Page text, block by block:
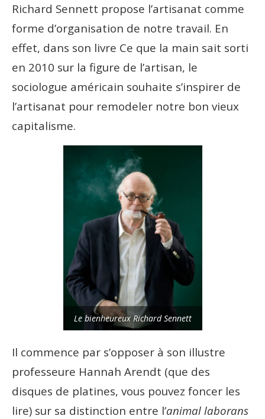
Richard Sennett propose l’artisanat comme
forme d’organisation de notre travail. En
effet, dans son livre Ce que la main sait sorti
en 2010 sur la figure de l’artisan, le
sociologue américain souhaite s’inspirer de
l’artisanat pour remodeler notre bon vieux
capitalisme.
Le bienheureux Richard Sennett
Il commence par s’opposer à son illustre
professeure Hannah Arendt (que des
disques de platines, vous pouvez foncer les
lire) sur sa distinction entre l’animal laborans